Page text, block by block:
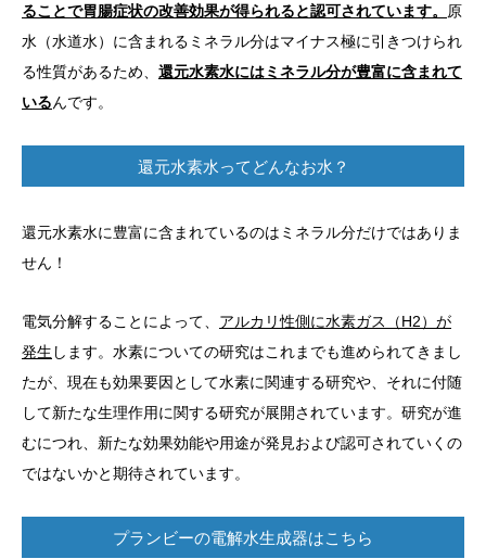
ることで胃腸症状の改善効果が得られると認可されています。
原
水（水道水）に含まれるミネラル分はマイナス極に引きつけられ
る性質があるため、 還元水素水にはミネラル分が豊富に含まれて
いるんです。
還元水素水ってどんなお水？
還元水素水に豊富に含まれているのはミネラル分だけではありま
せん！
電気分解することによって、 アルカリ性側に水素ガス（H2）が
発生 します。水素についての研究はこれまでも進められてきまし
たが、現在も効果要因として水素に関連する研究や、それに付随
して新たな生理作用に関する研究が展開されています。研究が進
むにつれ、新たな効果効能や用途が発見および認可されていくの
ではないかと期待されています。
プランビーの電解水生成器はこちら